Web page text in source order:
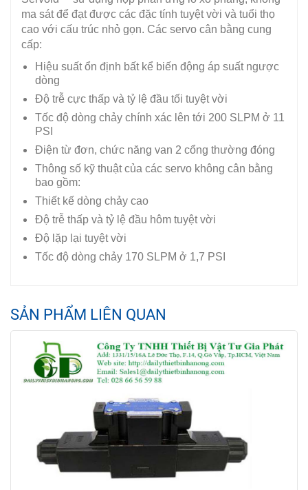
ma sát để đạt được các đặc tính tuyệt vời và tuổi thọ
cao với cấu trúc nhỏ gọn. Các servo cân bằng cung
cấp:
Hiệu suất ổn định bất kể biến động áp suất ngược
dòng
Độ trễ cực thấp và tỷ lệ đầu tối tuyệt vời
Tốc độ dòng chảy chính xác lên tới 200 SLPM ở 11
PSI
Điện từ đơn, chức năng van 2 cổng thường đóng
Thông số kỹ thuật của các servo không cân bằng
bao gồm:
Thiết kế dòng chảy cao
Độ trễ thấp và tỷ lệ đầu hôm tuyệt vời
Độ lặp lại tuyệt vời
Tốc độ dòng chảy 170 SLPM ở 1,7 PSI
SẢN PHẨM LIÊN QUAN